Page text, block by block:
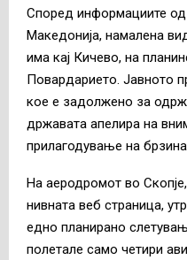
Според информациите од
Македонија, намалена
има кај Кичево, на
Повардарието. Јавното
кое е задолжено за
државата апелира на
прилагодување на
На аеродромот во
нивната веб страница,
едно планирано
полетале само четири